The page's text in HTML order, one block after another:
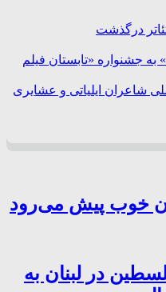
درگذشت
به جشنواره «تابستان فیلم
شاعران ایلیاتی و عشایری
خوب پیش می‌رود
در لبنان به